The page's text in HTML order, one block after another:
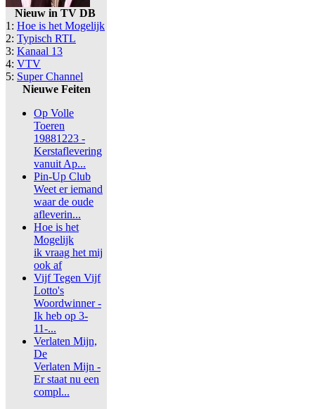
Nieuw in TV DB
1: Hoe is het Mogelijk
2: Typisch RTL
3: Kanaal 13
4: VTV
5: Super Channel
Nieuwe Feiten
Op Volle
Toeren
19881223 -
Kerstaflevering
vanuit Ap...
Pin-Up Club
Weet er iemand
waar de oude
afleverin...
Hoe is het
Mogelijk
ik vraag het mij
ook af
Vijf Tegen Vijf
Lotto's
Woordwinner -
Ik heb op 3-
11-...
Verlaten Mijn,
De
Verlaten Mijn -
Er staat nu een
compl...